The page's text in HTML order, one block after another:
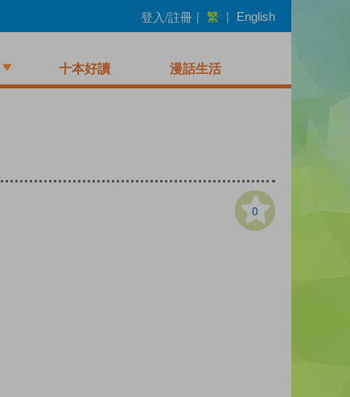
登入/註冊 | 繁 | English
十本好讀 漫話生活
0